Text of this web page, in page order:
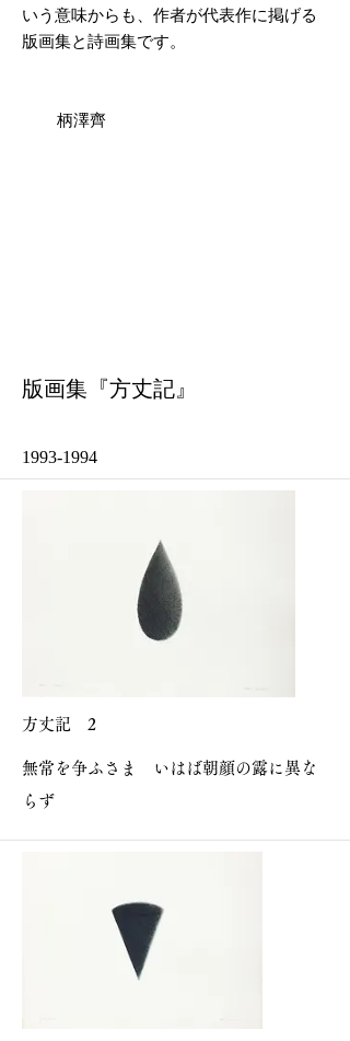
いう意味からも、作者が代表作に掲げる
版画集と詩画集です。
柄澤齊
版画集『方丈記』
1993-1994
方丈記 2
無常を争ふさま いはば朝顔の露に異な
らず